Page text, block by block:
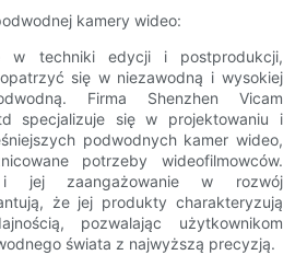
kamery wideo:
w techniki edycji i postprodukcji,
się w niezawodną i wysokiej
Firma Shenzhen Vicam
specjalizuje się w projektowaniu i
podwodnych kamer wideo,
potrzeby wideofilmowców.
jej zaangażowanie w rozwój
że jej produkty charakteryzują
pozwalając użytkownikom
świata z najwyższą precyzją.